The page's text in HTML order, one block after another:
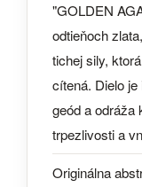
"GOLDEN
odtieňoch
tichej sily,
cítená. Dielo
geód a odráža
trpezlivosti a
Originálna